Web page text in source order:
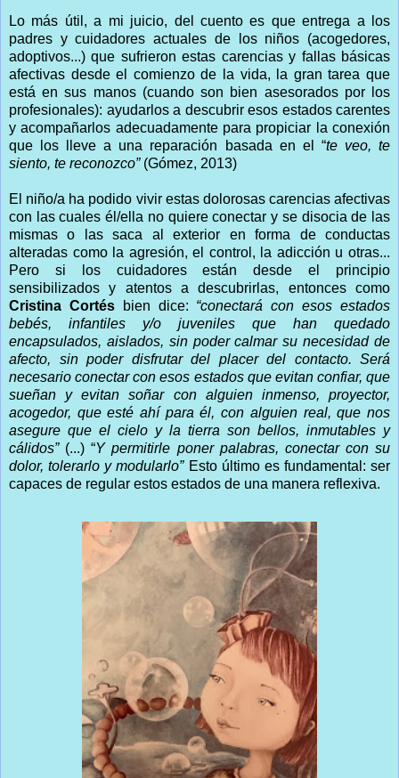
Lo más útil, a mi juicio, del cuento es que entrega a los
padres y cuidadores actuales de los niños (acogedores,
adoptivos...) que sufrieron estas carencias y fallas básicas
afectivas desde el comienzo de la vida, la gran tarea que
está en sus manos (cuando son bien asesorados por los
profesionales): ayudarlos a descubrir esos estados carentes
y acompañarlos adecuadamente para propiciar la conexión
que los lleve a una reparación basada en el “te veo, te
siento, te reconozco” (Gómez, 2013)
El niño/a ha podido vivir estas dolorosas carencias afectivas
con las cuales él/ella no quiere conectar y se disocia de las
mismas o las saca al exterior en forma de conductas
alteradas como la agresión, el control, la adicción u otras...
Pero si los cuidadores están desde el principio
sensibilizados y atentos a descubrirlas, entonces como
Cristina Cortésbien dice: “conectará con esos estados
bebés, infantiles y/o juveniles que han quedado
encapsulados, aislados, sin poder calmar su necesidad de
afecto, sin poder disfrutar del placer del contacto. Será
necesario conectar con esos estados que evitan confiar, que
sueñan y evitan soñar con alguien inmenso, proyector,
acogedor, que esté ahí para él, con alguien real, que nos
asegure que el cielo y la tierra son bellos, inmutables y
cálidos” (...) “Y permitirle poner palabras, conectar con su
dolor, tolerarlo y modularlo” Esto último es fundamental: ser
capaces de regular estos estados de una manera reflexiva.